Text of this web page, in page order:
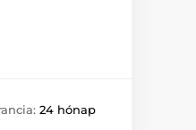
24 hónap